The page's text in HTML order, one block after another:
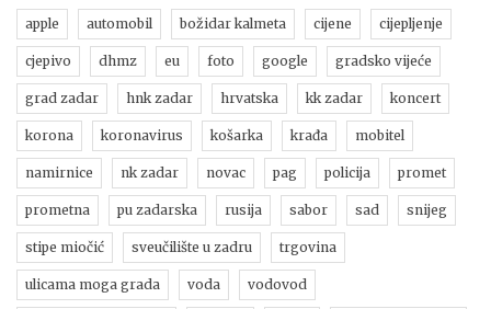
apple automobil božidar kalmeta cijene cijepljenje
cjepivo dhmz eu foto google gradsko vijeće
grad zadar hnk zadar hrvatska kk zadar koncert
korona koronavirus košarka krađa mobitel
namirnice nk zadar novac pag policija promet
prometna pu zadarska rusija sabor sad snijeg
stipe miočić sveučilište u zadru trgovina
ulicama moga grada voda vodovod